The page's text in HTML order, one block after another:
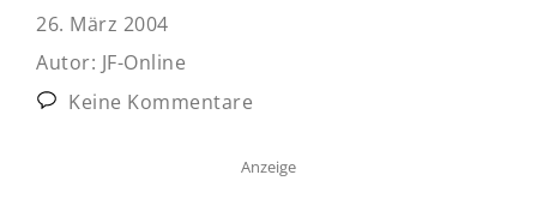
26. März 2004
Autor: JF-Online
Keine Kommentare
Anzeige